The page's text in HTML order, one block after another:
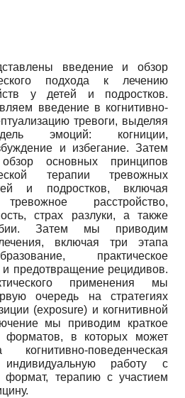
введение и обзор
подхода к лечению
у детей и подростков.
введение в когнитивно-
тревоги, выделяя
эмоций: когниции,
и избегание. Затем
основных принципов
терапии тревожных
и подростков, включая
тревожное расстройство,
страх разлуки, а также
Затем мы приводим
включая три этапа
практическое
предотвращение рецидивов.
применения мы
очередь на стратегиях
(exposure) и когнитивной
мы приводим краткое
форматов, в которых может
поведенческая
работу с
формат, терапию с участием